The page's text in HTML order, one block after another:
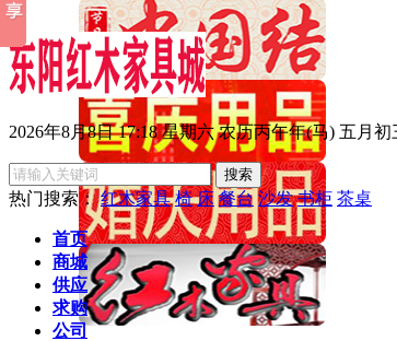
2026年8月8日 17:18 星期六 农历丙午年(马) 五月初
热门搜索：红木家具 椅 床 餐台 沙发 书柜 茶桌
首页
商城
供应
求购
公司